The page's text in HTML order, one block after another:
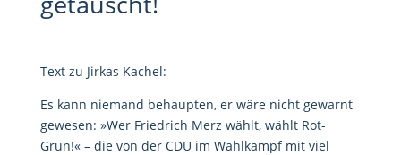
Text zu Jirkas Kachel:
Es kann niemand behaupten, er wäre nicht gewarnt
gewesen: »Wer Friedrich Merz wählt, wählt Rot-
Grün!« – die von der CDU im Wahlkampf mit viel